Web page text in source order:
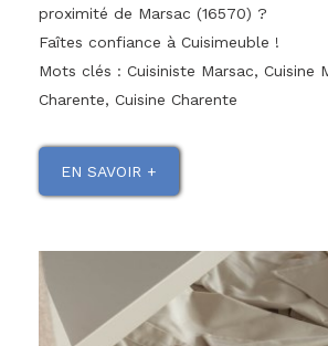
proximité de Marsac (16570) ?
Faîtes confiance à Cuisimeuble !
Mots clés : Cuisiniste Marsac, Cuisine
Charente, Cuisine Charente
EN SAVOIR +